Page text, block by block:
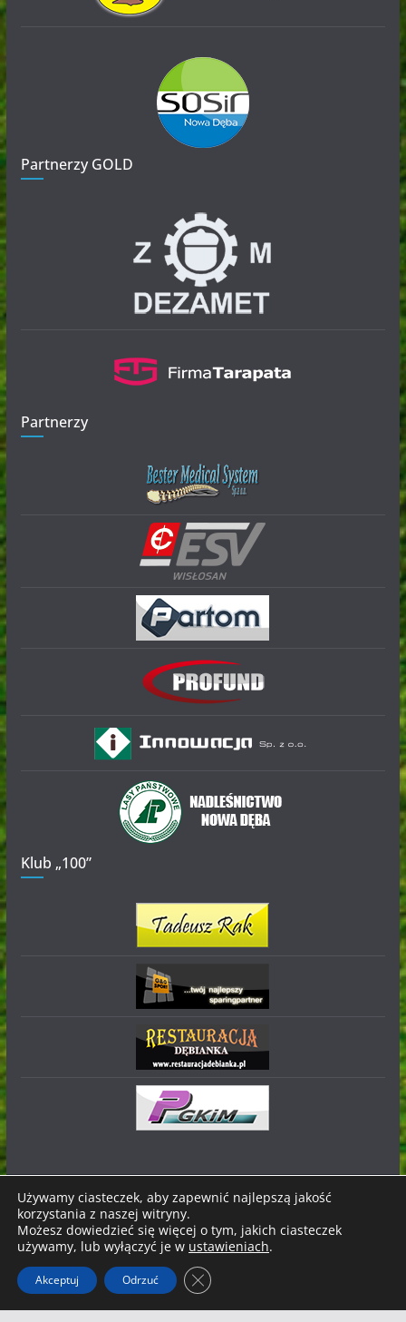
Partnerzy GOLD
Partnerzy
Klub „100”
Prawa autorskie © 2026Stal Nowa Dęba. Wszystkie prawa
zastrzeżone.
Motyw:ColorMagstworzony przez ThemeGrill. Wspierane
przezWordPress
Używamy ciasteczek, aby zapewnić najlepszą jakość
korzystania z naszej witryny.
Możesz dowiedzieć się więcej o tym, jakich ciasteczek
używamy, lub wyłączyć je w ustawieniach.
Akceptuj Odrzuć Zamknij panel powiadomień o